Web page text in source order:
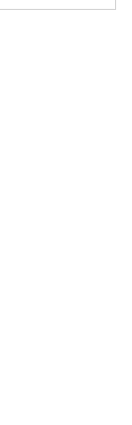
で議決され...